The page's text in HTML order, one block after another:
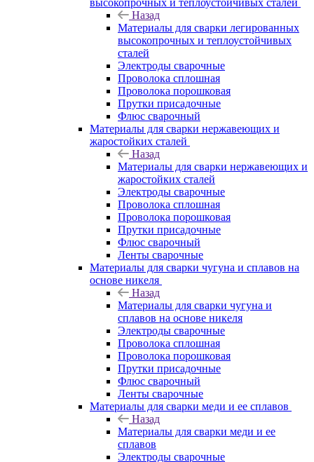
высокопрочных и теплоустойчивых сталей
Назад
Материалы для сварки легированных
высокопрочных и теплоустойчивых
сталей
Электроды сварочные
Проволока сплошная
Проволока порошковая
Прутки присадочные
Флюс сварочный
Материалы для сварки нержавеющих и
жаростойких сталей
Назад
Материалы для сварки нержавеющих и
жаростойких сталей
Электроды сварочные
Проволока сплошная
Проволока порошковая
Прутки присадочные
Флюс сварочный
Ленты сварочные
Материалы для сварки чугуна и сплавов на
основе никеля
Назад
Материалы для сварки чугуна и
сплавов на основе никеля
Электроды сварочные
Проволока сплошная
Проволока порошковая
Прутки присадочные
Флюс сварочный
Ленты сварочные
Материалы для сварки меди и ее сплавов
Назад
Материалы для сварки меди и ее
сплавов
Электроды сварочные